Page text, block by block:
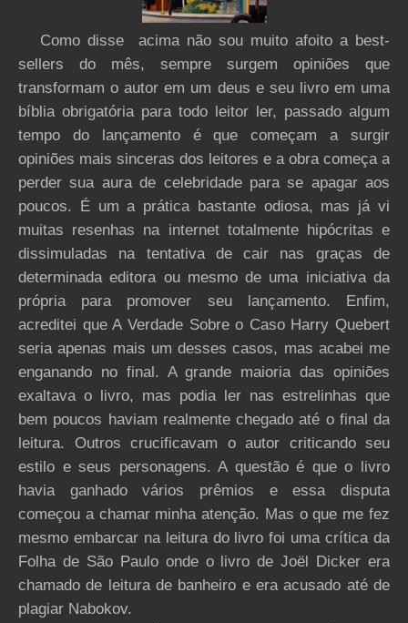
Como disse acima não sou muito afoito a best-
sellers do mês, sempre surgem opiniões que
transformam o autor em um deus e seu livro em uma
bíblia obrigatória para todo leitor ler, passado algum
tempo do lançamento é que começam a surgir
opiniões mais sinceras dos leitores e a obra começa a
perder sua aura de celebridade para se apagar aos
poucos. É um a prática bastante odiosa, mas já vi
muitas resenhas na internet totalmente hipócritas e
dissimuladas na tentativa de cair nas graças de
determinada editora ou mesmo de uma iniciativa da
própria para promover seu lançamento. Enfim,
acreditei que A Verdade Sobre o Caso Harry Quebert
seria apenas mais um desses casos, mas acabei me
enganando no final. A grande maioria das opiniões
exaltava o livro, mas podia ler nas estrelinhas que
bem poucos haviam realmente chegado até o final da
leitura. Outros crucificavam o autor criticando seu
estilo e seus personagens. A questão é que o livro
havia ganhado vários prêmios e essa disputa
começou a chamar minha atenção. Mas o que me fez
mesmo embarcar na leitura do livro foi uma crítica da
Folha de São Paulo onde o livro de Joël Dicker era
chamado de leitura de banheiro e era acusado até de
plagiar Nabokov.